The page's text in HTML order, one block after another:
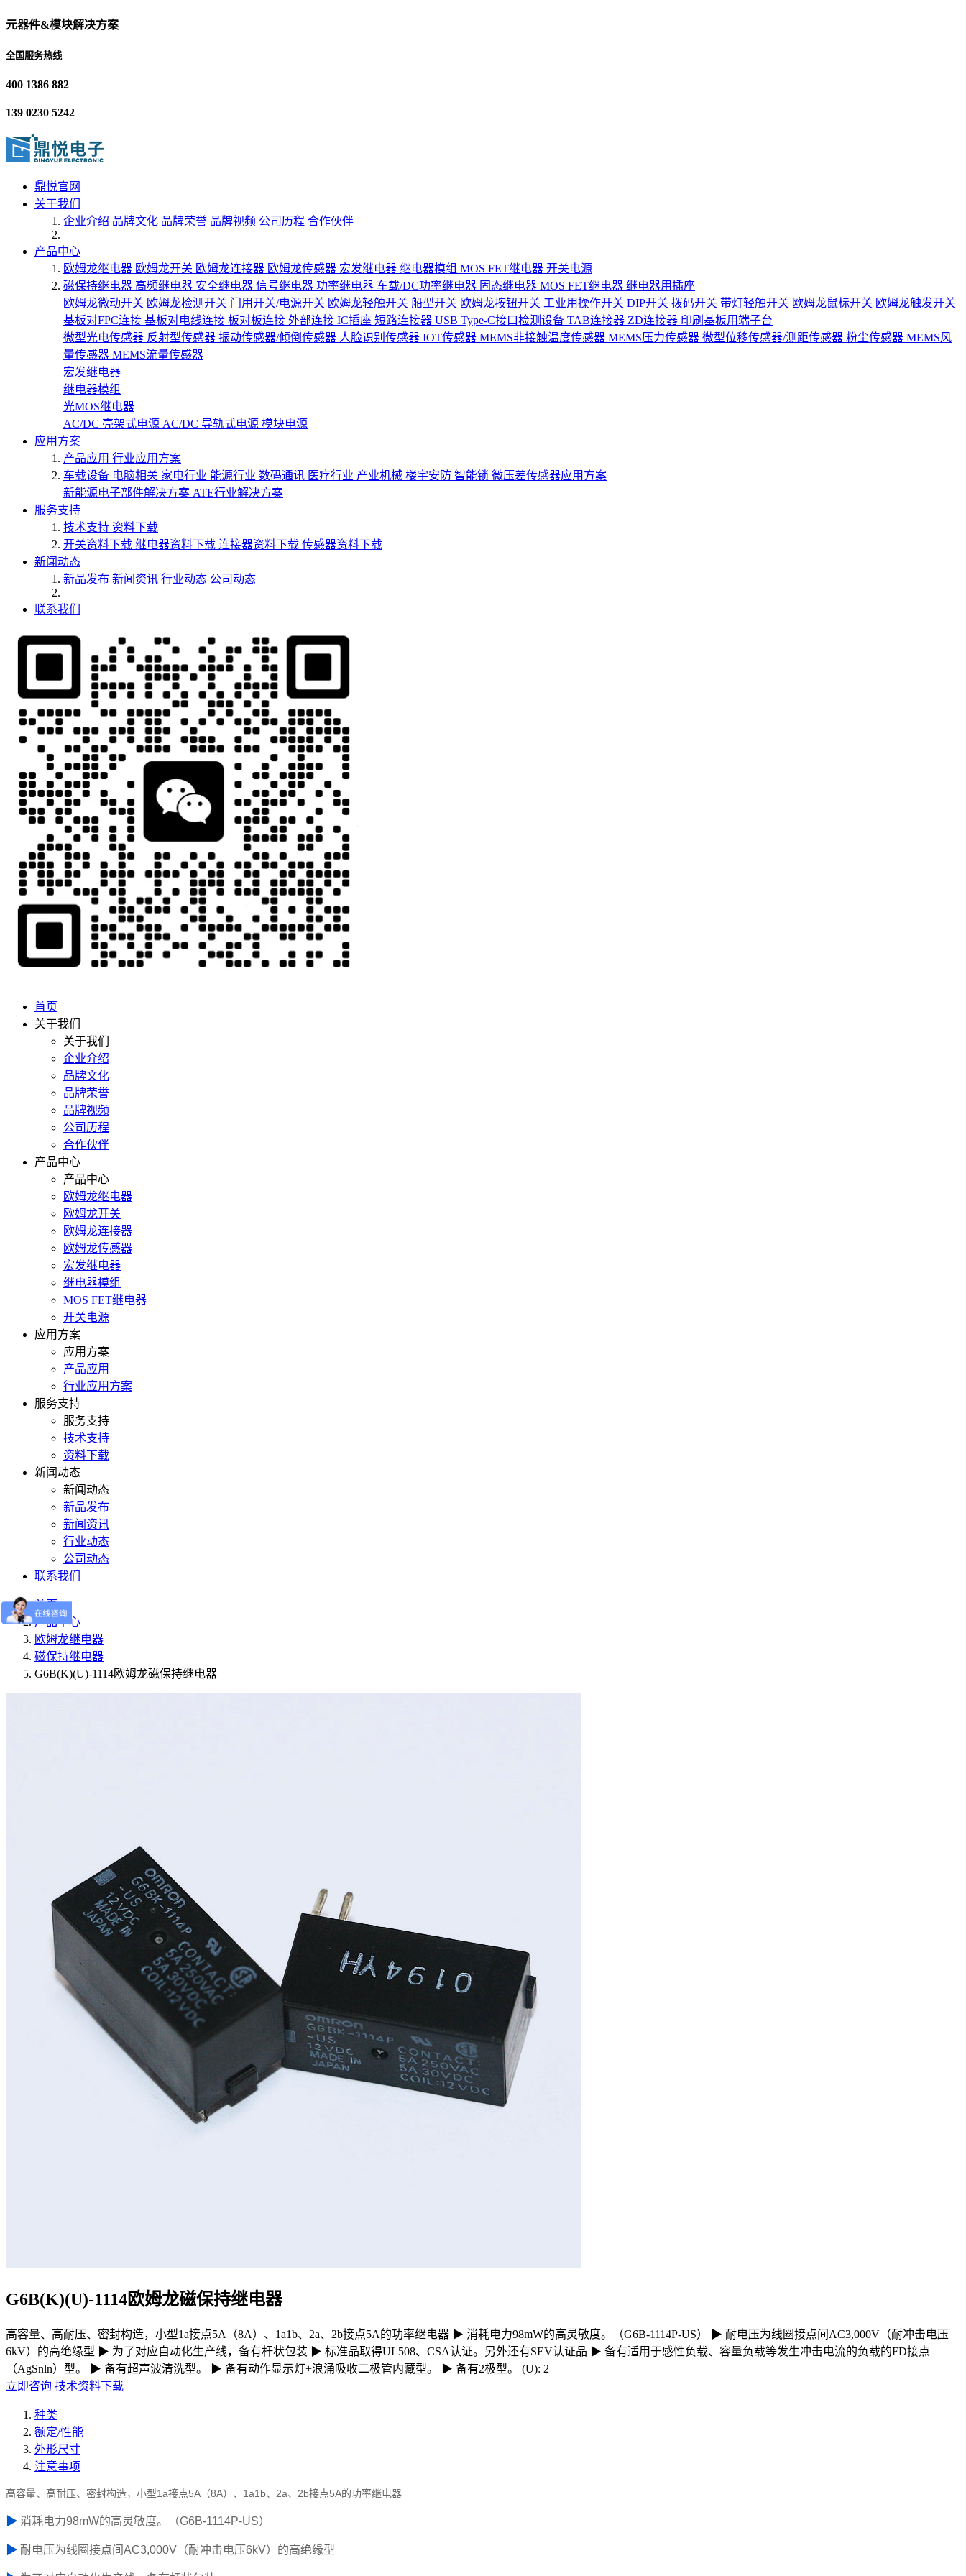
元器件&模块解决方案
全国服务热线
400 1386 882
139 0230 5242
鼎悦官网
关于我们
企业介绍 品牌文化 品牌荣誉 品牌视频 公司历程 合作伙伴
产品中心
欧姆龙继电器 欧姆龙开关 欧姆龙连接器 欧姆龙传感器 宏发继电器 继电器模组 MOS FET继电器 开关电源
磁保持继电器 高频继电器 安全继电器 信号继电器 功率继电器 车载/DC功率继电器 固态继电器 MOS FET继电器 继电器用插座
欧姆龙微动开关 欧姆龙检测开关 门用开关/电源开关 欧姆龙轻触开关 船型开关 欧姆龙按钮开关 工业用操作开关 DIP开关 拨码开关 带灯轻触开关 欧姆龙鼠标开关 欧姆龙触发开关
基板对FPC连接 基板对电线连接 板对板连接 外部连接 IC插座 短路连接器 USB Type-C接口检测设备 TAB连接器 ZD连接器 印刷基板用端子台
微型光电传感器 反射型传感器 振动传感器/倾倒传感器 人脸识别传感器 IOT传感器 MEMS非接触温度传感器 MEMS压力传感器 微型位移传感器/测距传感器 粉尘传感器 MEMS风
量传感器 MEMS流量传感器
宏发继电器
继电器模组
光MOS继电器
AC/DC 壳架式电源 AC/DC 导轨式电源 模块电源
应用方案
产品应用 行业应用方案
车载设备 电脑相关 家电行业 能源行业 数码通讯 医疗行业 产业机械 楼宇安防 智能锁 微压差传感器应用方案
新能源电子部件解决方案 ATE行业解决方案
服务支持
技术支持 资料下载
开关资料下载 继电器资料下载 连接器资料下载 传感器资料下载
新闻动态
新品发布 新闻资讯 行业动态 公司动态
联系我们
首页
关于我们
关于我们
企业介绍
品牌文化
品牌荣誉
品牌视频
公司历程
合作伙伴
产品中心
产品中心
欧姆龙继电器
欧姆龙开关
欧姆龙连接器
欧姆龙传感器
宏发继电器
继电器模组
MOS FET继电器
开关电源
应用方案
应用方案
产品应用
行业应用方案
服务支持
服务支持
技术支持
资料下载
新闻动态
新闻动态
新品发布
新闻资讯
行业动态
公司动态
联系我们
首页
产品中心
欧姆龙继电器
磁保持继电器
G6B(K)(U)-1114欧姆龙磁保持继电器
G6B(K)(U)-1114欧姆龙磁保持继电器
高容量、高耐压、密封构造，小型1a接点5A（8A）、1a1b、2a、2b接点5A的功率继电器 ▶ 消耗电力98mW的高灵敏度。（G6B-1114P-US） ▶ 耐电压为线圈接点间AC3,000V（耐冲击电压
6kV）的高绝缘型 ▶ 为了对应自动化生产线，备有杆状包装 ▶ 标准品取得UL508、CSA认证。另外还有SEV认证品 ▶ 备有适用于感性负载、容量负载等发生冲击电流的负载的FD接点
（AgSnln）型。 ▶ 备有超声波清洗型。 ▶ 备有动作显示灯+浪涌吸收二极管内藏型。 ▶ 备有2极型。 (U): 2
立即咨询 技术资料下载
种类
额定/性能
外形尺寸
注意事项
高容量、高耐压、密封构造，小型1a接点5A（8A）、1a1b、2a、2b接点5A的功率继电器
▶ 消耗电力98mW的高灵敏度。（G6B-1114P-US）
▶ 耐电压为线圈接点间AC3,000V（耐冲击电压6kV）的高绝缘型